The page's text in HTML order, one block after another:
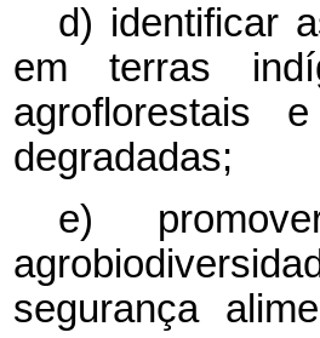
d) identificar
em terras
agroflorestais
degradadas;
e)
segurança